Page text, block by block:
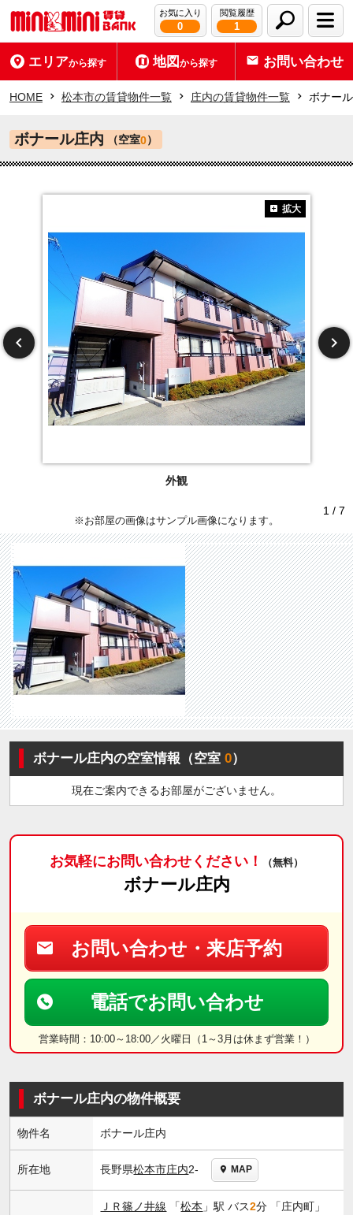
お気に入り
0
閲覧履歴
1
エリアから探す 地図から探す お問い合わせ
HOME 松本市の賃貸物件一覧 庄内の賃貸物件一覧 ボナー
ボナール庄内 （空室0）
外観
拡大
1 / 7
※お部屋の画像はサンプル画像になります。
ボナール庄内の空室情報（空室0）
現在ご案内できるお部屋がございません。
お気軽にお問い合わせください！ （無料）
ボナール庄内
お問い合わせ・来店予約
電話でお問い合わせ
営業時間：10:00～18:00／火曜日（1～3月は休まず営業！）
ボナール庄内の物件概要
物件名 ボナール庄内
所在地 長野県松本市庄内2- MAP
ＪＲ篠ノ井線 「松本 」駅 バス2分 「庄内町」